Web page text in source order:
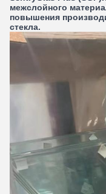
межслойного
повышения
стекла.